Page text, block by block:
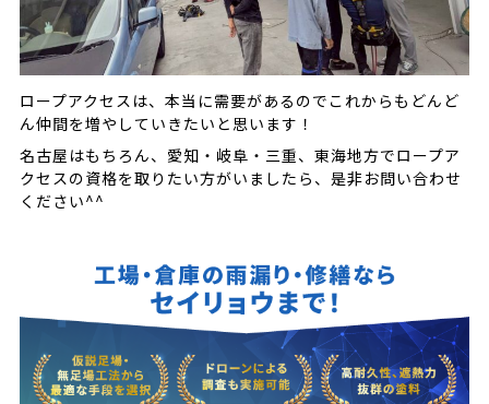
ロープアクセスは、本当に需要があるのでこれからもどんど
ん仲間を増やしていきたいと思います！
名古屋はもちろん、愛知・岐阜・三重、東海地方でロープア
クセスの資格を取りたい方がいましたら、是非お問い合わせ
ください^^